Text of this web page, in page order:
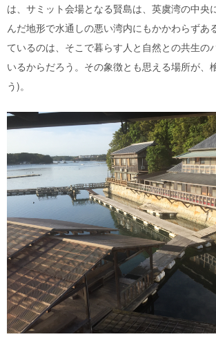
は、サミット会場となる賢島は、英虞湾の中央
んだ地形で水通しの悪い湾内にもかかわらずあ
ているのは、そこで暮らす人と自然との共生の
いるからだろう。その象徴とも思える場所が、
う)。